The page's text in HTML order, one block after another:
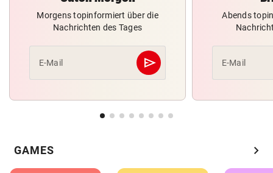
Morgens topinformiert über die
Nachrichten des Tages
E-Mail send
Abschicken
Abends
E-Mail
GAMES chevron_right